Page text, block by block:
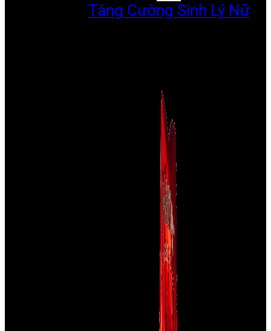
Tăng Cường Sinh Lý Nữ